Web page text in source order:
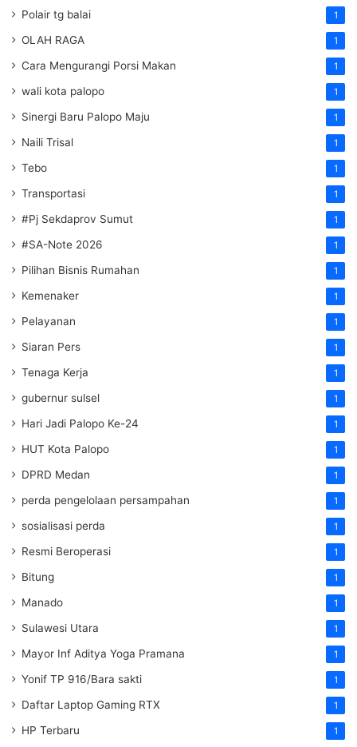
Polair tg balai 1
OLAH RAGA 1
Cara Mengurangi Porsi Makan 1
wali kota palopo 1
Sinergi Baru Palopo Maju 1
Naili Trisal 1
Tebo 1
Transportasi 1
#Pj Sekdaprov Sumut 1
#SA-Note 2026 1
Pilihan Bisnis Rumahan 1
Kemenaker 1
Pelayanan 1
Siaran Pers 1
Tenaga Kerja 1
gubernur sulsel 1
Hari Jadi Palopo Ke-24 1
HUT Kota Palopo 1
DPRD Medan 1
perda pengelolaan persampahan 1
sosialisasi perda 1
Resmi Beroperasi 1
Bitung 1
Manado 1
Sulawesi Utara 1
Mayor Inf Aditya Yoga Pramana 1
Yonif TP 916/Bara sakti 1
Daftar Laptop Gaming RTX 1
HP Terbaru 1